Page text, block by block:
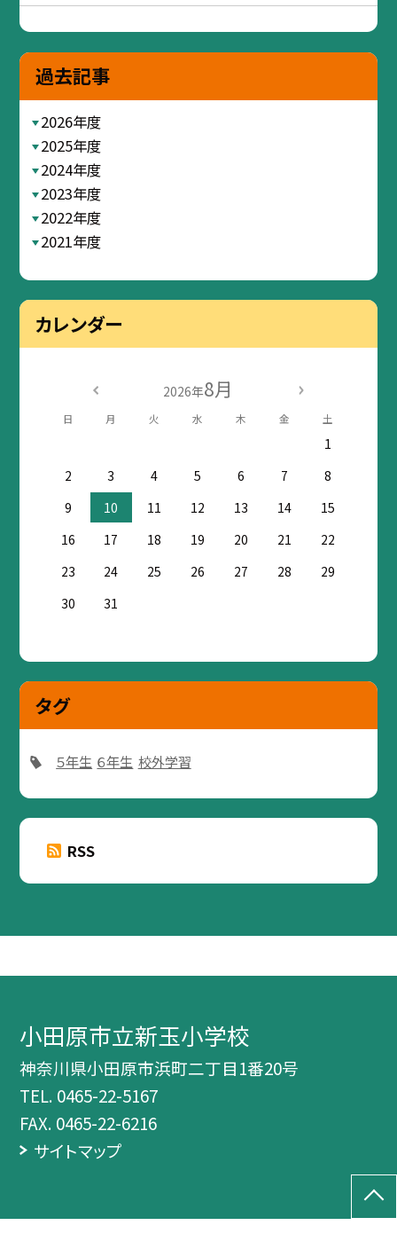
過去記事
2026年度
2025年度
2024年度
2023年度
2022年度
2021年度
カレンダー
2026年8月
日 月 火 水 木 金 土
1
2
3 4 5 6 7
8
9
10 11 12 13 14
15
16
17 18 19 20 21
22
23
24 25 26 27 28
29
30
31
タグ
５年生 ６年生 校外学習
RSS
小田原市立新玉小学校
神奈川県小田原市浜町二丁目1番20号
TEL. 0465-22-5167
FAX. 0465-22-6216
サイトマップ